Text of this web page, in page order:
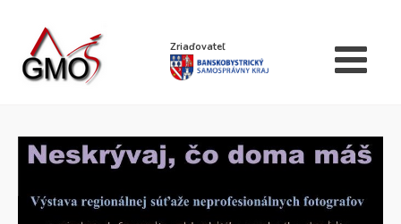
Zriaďovateľ